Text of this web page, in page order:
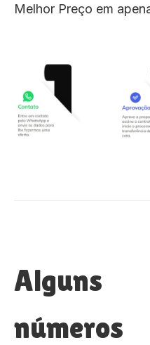
Melhor Preço em
Alguns
números